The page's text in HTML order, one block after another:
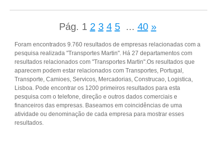
Pág. 1 2 3 4 5 ... 40 »
Foram encontrados 9.760 resultados de empresas relacionadas com a
pesquisa realizada "Transportes Martin". Há 27 departamentos com
resultados relacionados com "Transportes Martin".Os resultados que
aparecem podem estar relacionados com Transportes, Portugal,
Transporte, Camioes, Servicos, Mercadorias, Construcao, Logistica,
Lisboa. Pode encontrar os 1200 primeiros resultados para esta
pesquisa com o telefone, direção e outros dados comerciais e
financeiros das empresas. Baseamos em coincidências de uma
atividade ou denominação de cada empresa para mostrar esses
resultados.